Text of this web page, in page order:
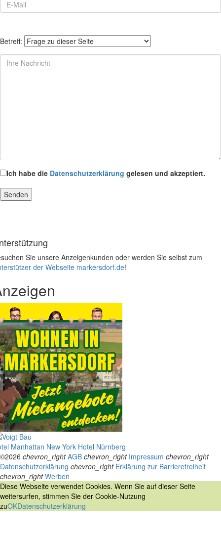
Betreff:
Ich habe die Datenschutzerklärung gelesen und akzeptiert.
Sie unsere Anzeigenkunden oder werden Sie selbst zum
der Webseite markersdorf.de!
Manhattan New York Hotel Nürnberg
©2026 chevron_right AGB chevron_right Impressum chevron_right
Datenschutzerklärung chevron_right Erklärung zur Barrierefreiheit
chevron_right Werben
Diese Webseite verwendet Cookies. Wenn Sie auf dieser Seite
weitersurfen, stimmen Sie der Cookie-Nutzung
zuOKDatenschutzerklärung